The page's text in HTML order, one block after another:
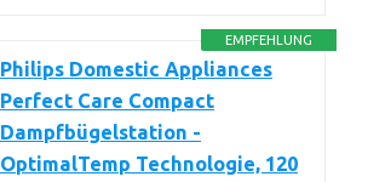
EMPFEHLUNG
Philips Domestic Appliances
Perfect Care Compact
Dampfbügelstation -
OptimalTemp Technologie, 120